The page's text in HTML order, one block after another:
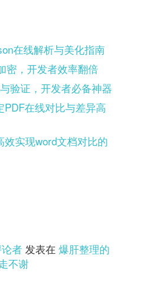
在线解析与美化指南
密，开发者效率翻倍
验证，开发者必备神器
在线对比与差异高
实现word文档对比的
者 发表在爆肝整理的
不谢